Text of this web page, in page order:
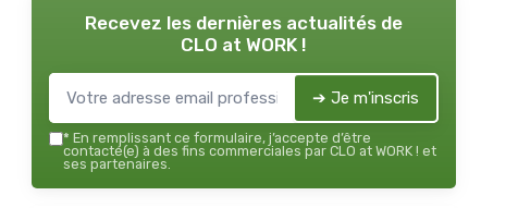
Recevez les dernières actualités de
CLO at WORK !
➔ Je m'inscris
* En remplissant ce formulaire, j’accepte d’être
contacté(e) à des fins commerciales par CLO at WORK ! et
ses partenaires.